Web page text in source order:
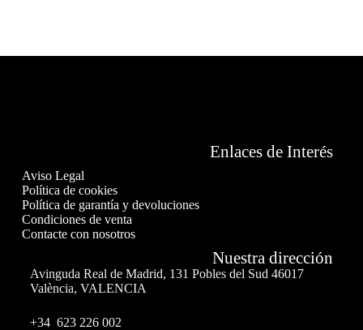
Enlaces de Interés
Aviso Legal
Política de cookies
Política de garantía y devoluciones
Condiciones de venta
Contacte con nosotros
Nuestra dirección
Avinguda Real de Madrid, 131 Pobles del Sud 46017
València, VALENCIA
+34 623 226 002